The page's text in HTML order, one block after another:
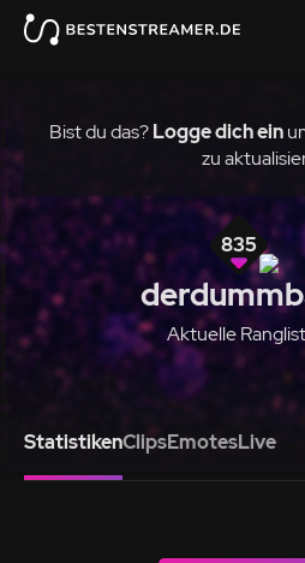
Bist du das? Logge dich ein
zu
835
Aktuelle
StatistikenClipsEmotesLive